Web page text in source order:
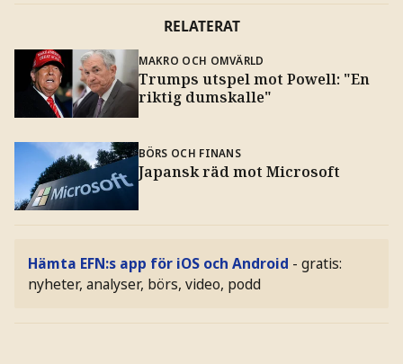
RELATERAT
MAKRO OCH OMVÄRLD
Trumps utspel mot Powell: "En
riktig dumskalle"
BÖRS OCH FINANS
Japansk räd mot Microsoft
Hämta EFN:s app för iOS och Android - gratis:
nyheter, analyser, börs, video, podd